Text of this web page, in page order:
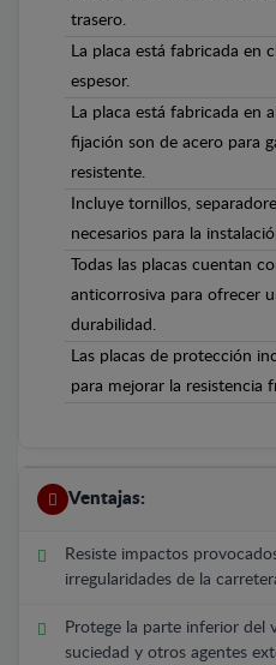
trasero.
La placa está fabricada en
espesor.
La placa está fabricada en
fijación son de acero para
resistente.
Incluye tornillos,
necesarios para la
Todas las placas cuentan
anticorrosiva para ofrecer
durabilidad.
Las placas de protección
para mejorar la resistencia
Ventajas:
Resiste impactos
irregularidades de la
Protege la parte inferior del
suciedad y otros agentes